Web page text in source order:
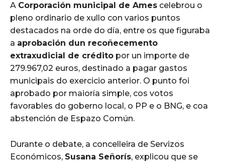
A Corporación municipal de Ames celebrou o
pleno ordinario de xullo con varios puntos
destacados na orde do día, entre os que figuraba
a aprobación dun recoñecemento
extraxudicial de crédito por un importe de
279.967,02 euros, destinado a pagar gastos
municipais do exercicio anterior. O punto foi
aprobado por maioría simple, cos votos
favorables do goberno local, o PP e o BNG, e coa
abstención de Espazo Común.
Durante o debate, a concelleira de Servizos
Económicos, Susana Señorís, explicou que se